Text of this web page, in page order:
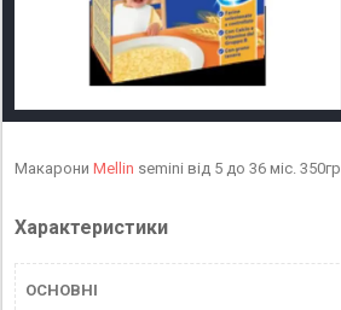
Макарони Mellin semini від 5 до 36 міс. 350гр
Характеристики
ОСНОВНІ